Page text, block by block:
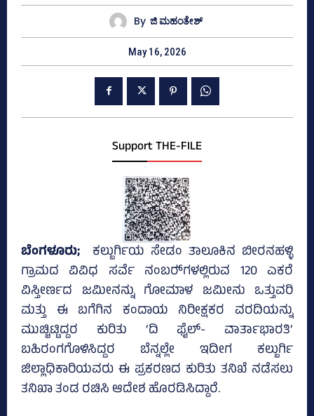
By ಜಿ ಮಹಂತೇಶ್
May 16, 2026
Support THE-FILE
ಬೆಂಗಳೂರು; ಕಲ್ಬುರ್ಗಿಯ ಸೇಡಂ ತಾಲೂಕಿನ ಬೀರನಹಳ್ಳಿ
ಗ್ರಾಮದ ವಿವಿಧ ಸರ್ವೆ ನಂಬರ್‍‌ಗಳಲ್ಲಿರುವ 120 ಎಕರೆ
ವಿಸ್ತೀರ್ಣದ ಜಮೀನನ್ನು ಗೋಮಾಳ ಜಮೀನು ಒತ್ತುವರಿ
ಮತ್ತು ಈ ಬಗೆಗಿನ ಕಂದಾಯ ನಿರೀಕ್ಷಕರ ವರದಿಯನ್ನು
ಮುಚ್ಚಿಟ್ಟಿದ್ದರ ಕುರಿತು ‘ದಿ ಫೈಲ್- ವಾರ್ತಾಭಾರತಿ’
ಬಹಿರಂಗಗೊಳಿಸಿದ್ದರ ಬೆನ್ನಲ್ಲೇ ಇದೀಗ ಕಲ್ಬುರ್ಗಿ
ಜಿಲ್ಲಾಧಿಕಾರಿಯವರು ಈ ಪ್ರಕರಣದ ಕುರಿತು ತನಿಖೆ ನಡೆಸಲು
ತನಿಖಾ ತಂಡ ರಚಿಸಿ ಆದೇಶ ಹೊರಡಿಸಿದ್ದಾರೆ.